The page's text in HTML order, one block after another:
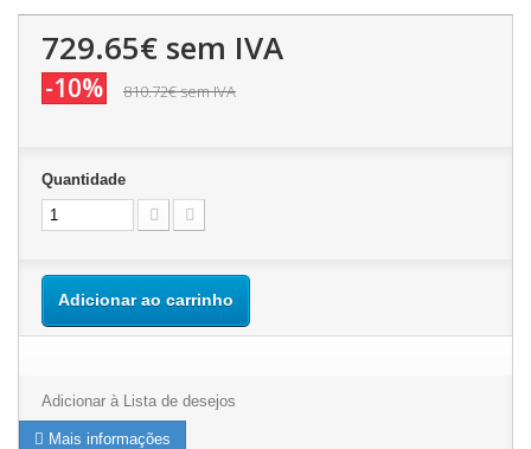
729.65€ sem IVA
-10% 810.72€sem IVA
Quantidade
Adicionar ao carrinho
Adicionar à Lista de desejos
Mais informações